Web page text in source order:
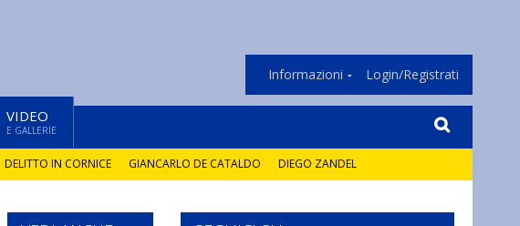
Informazioni Login/Registrati
VIDEO
E GALLERIE
DELITTO IN CORNICE GIANCARLO DE CATALDO DIEGO ZANDEL